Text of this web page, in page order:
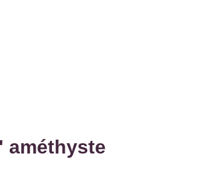
améthyste